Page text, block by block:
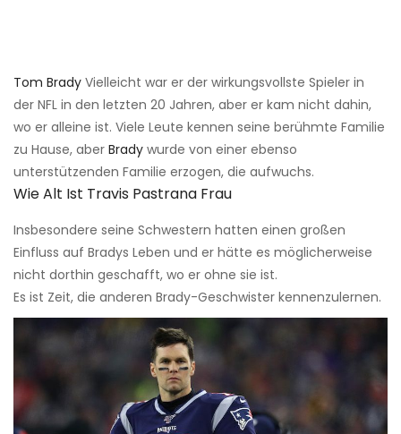
Tom Brady Vielleicht war er der wirkungsvollste Spieler in
der NFL in den letzten 20 Jahren, aber er kam nicht dahin,
wo er alleine ist. Viele Leute kennen seine berühmte Familie
zu Hause, aber Brady wurde von einer ebenso
unterstützenden Familie erzogen, die aufwuchs.
Wie Alt Ist Travis Pastrana Frau
Insbesondere seine Schwestern hatten einen großen
Einfluss auf Bradys Leben und er hätte es möglicherweise
nicht dorthin geschafft, wo er ohne sie ist.
Es ist Zeit, die anderen Brady-Geschwister kennenzulernen.